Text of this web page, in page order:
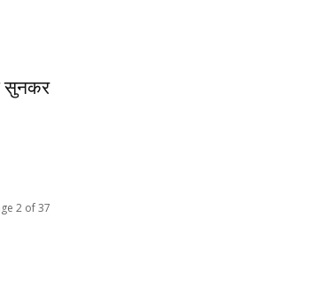
सुनकर
2 of 37